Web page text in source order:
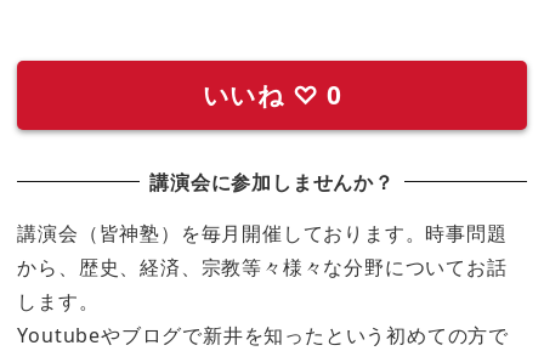
いいね ♡ 0
講演会に参加しませんか？
講演会（皆神塾）を毎月開催しております。時事問題
から、歴史、経済、宗教等々様々な分野についてお話
します。
Youtubeやブログで新井を知ったという初めての方で